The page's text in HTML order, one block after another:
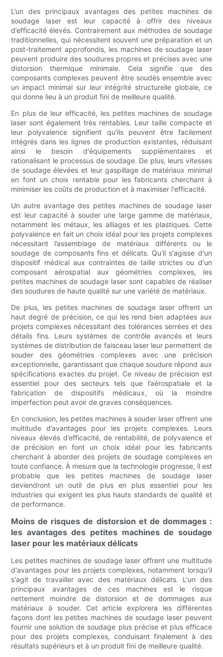
L’un des principaux avantages des petites machines de
soudage laser est leur capacité à offrir des niveaux
d’efficacité élevés. Contrairement aux méthodes de soudage
traditionnelles, qui nécessitent souvent une préparation et un
post-traitement approfondis, les machines de soudage laser
peuvent produire des soudures propres et précises avec une
distorsion thermique minimale. Cela signifie que des
composants complexes peuvent être soudés ensemble avec
un impact minimal sur leur intégrité structurelle globale, ce
qui donne lieu à un produit fini de meilleure qualité.
En plus de leur efficacité, les petites machines de soudage
laser sont également très rentables. Leur taille compacte et
leur polyvalence signifient qu'ils peuvent être facilement
intégrés dans les lignes de production existantes, réduisant
ainsi le besoin d'équipements supplémentaires et
rationalisant le processus de soudage. De plus, leurs vitesses
de soudage élevées et leur gaspillage de matériaux minimal
en font un choix rentable pour les fabricants cherchant à
minimiser les coûts de production et à maximiser l'efficacité.
Un autre avantage des petites machines de soudage laser
est leur capacité à souder une large gamme de matériaux,
notamment les métaux, les alliages et les plastiques. Cette
polyvalence en fait un choix idéal pour les projets complexes
nécessitant l’assemblage de matériaux différents ou le
soudage de composants fins et délicats. Qu'il s'agisse d'un
dispositif médical aux contraintes de taille strictes ou d'un
composant aérospatial aux géométries complexes, les
petites machines de soudage laser sont capables de réaliser
des soudures de haute qualité sur une variété de matériaux.
De plus, les petites machines de soudage laser offrent un
haut degré de précision, ce qui les rend bien adaptées aux
projets complexes nécessitant des tolérances serrées et des
détails fins. Leurs systèmes de contrôle avancés et leurs
systèmes de distribution de faisceau laser leur permettent de
souder des géométries complexes avec une précision
exceptionnelle, garantissant que chaque soudure répond aux
spécifications exactes du projet. Ce niveau de précision est
essentiel pour des secteurs tels que l’aérospatiale et la
fabrication de dispositifs médicaux, où la moindre
imperfection peut avoir de graves conséquences.
En conclusion, les petites machines à souder laser offrent une
multitude d’avantages pour les projets complexes. Leurs
niveaux élevés d’efficacité, de rentabilité, de polyvalence et
de précision en font un choix idéal pour les fabricants
cherchant à aborder des projets de soudage complexes en
toute confiance. À mesure que la technologie progresse, il est
probable que les petites machines de soudage laser
deviendront un outil de plus en plus essentiel pour les
industries qui exigent les plus hauts standards de qualité et
de performance.
Moins de risques de distorsion et de dommages :
les avantages des petites machines de soudage
laser pour les matériaux délicats
Les petites machines de soudage laser offrent une multitude
d'avantages pour les projets complexes, notamment lorsqu'il
s'agit de travailler avec des matériaux délicats. L'un des
principaux avantages de ces machines est le risque
nettement moindre de distorsion et de dommages aux
matériaux à souder. Cet article explorera les différentes
façons dont les petites machines de soudage laser peuvent
fournir une solution de soudage plus précise et plus efficace
pour des projets complexes, conduisant finalement à des
résultats supérieurs et à un produit fini de meilleure qualité.